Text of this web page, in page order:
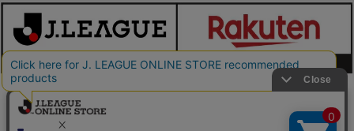
本サイトで使用している文章・画像等の無断での複製・転載を禁止します。
© JAPAN PROFESSIONAL FOOTBALL LEAGUE Rakuten Group, Inc. ALL RIGHTS RE